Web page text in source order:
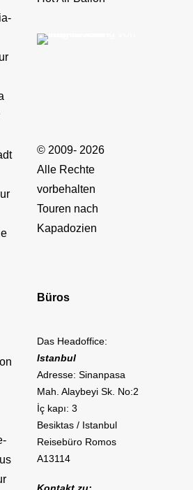
© 2009- 2026
Alle Rechte
vorbehalten
Touren nach
Kapadozien
Büros
Das Headoffice:
Istanbul
Adresse: Sinanpasa
Mah. Alaybeyi Sk. No:2
İç kapı: 3
Besiktas / Istanbul
Reisebüro Romos
A13114